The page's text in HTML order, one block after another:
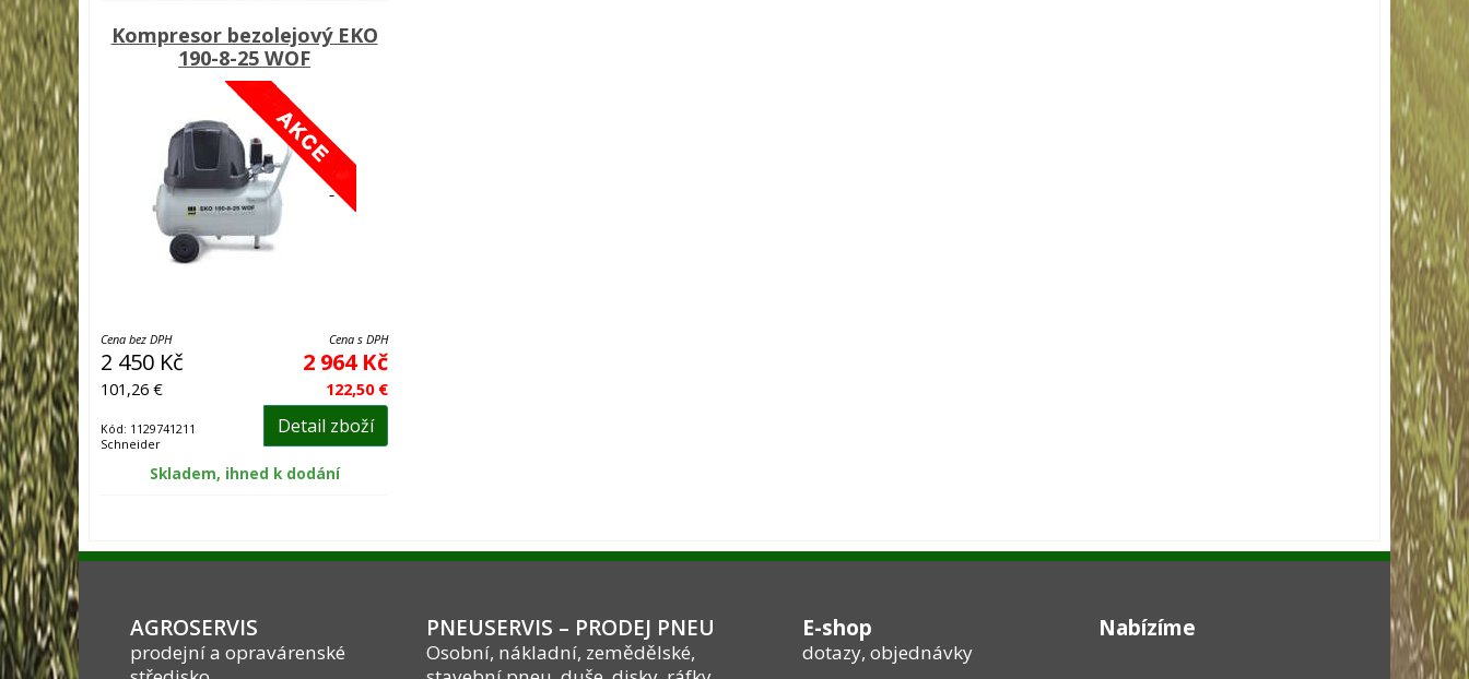
Kompresor bezolejový EKO
190-8-25 WOF
Cena bez DPH
2 450 Kč
101,26 €
Cena s DPH
2 964 Kč
122,50 €
Kód: 1129741211
Schneider
Detail zboží
Skladem, ihned k dodání
AGROSERVIS
prodejní a opravárenské
PNEUSERVIS – PRODEJ PNEU
Osobní, nákladní, zemědělské,
E-shop
dotazy, objednávky
Nabízíme